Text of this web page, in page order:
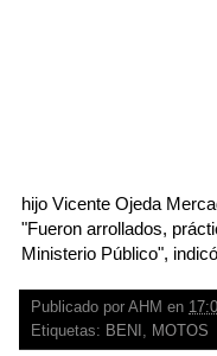
hijo Vicente Ojeda
"Fueron arrollados,
Ministerio Público",
Publicado por AHM en
Etiquetas: BENI , MOTOS